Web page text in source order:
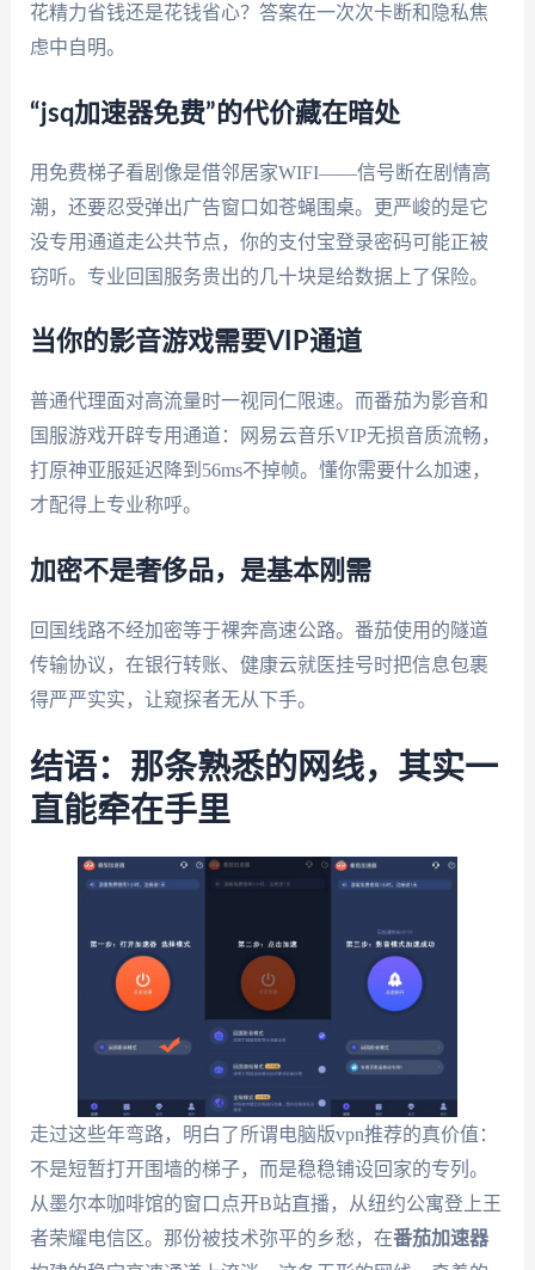
花精力省钱还是花钱省心？答案在一次次卡断和隐私焦
虑中自明。
“jsq加速器免费”的代价藏在暗处
用免费梯子看剧像是借邻居家WIFI——信号断在剧情高
潮，还要忍受弹出广告窗口如苍蝇围桌。更严峻的是它
没专用通道走公共节点，你的支付宝登录密码可能正被
窃听。专业回国服务贵出的几十块是给数据上了保险。
当你的影音游戏需要VIP通道
普通代理面对高流量时一视同仁限速。而番茄为影音和
国服游戏开辟专用通道：网易云音乐VIP无损音质流畅，
打原神亚服延迟降到56ms不掉帧。懂你需要什么加速，
才配得上专业称呼。
加密不是奢侈品，是基本刚需
回国线路不经加密等于裸奔高速公路。番茄使用的隧道
传输协议，在银行转账、健康云就医挂号时把信息包裹
得严严实实，让窥探者无从下手。
结语：那条熟悉的网线，其实一
直能牵在手里
走过这些年弯路，明白了所谓电脑版vpn推荐的真价值：
不是短暂打开围墙的梯子，而是稳稳铺设回家的专列。
从墨尔本咖啡馆的窗口点开B站直播，从纽约公寓登上王
者荣耀电信区。那份被技术弥平的乡愁，在番茄加速器